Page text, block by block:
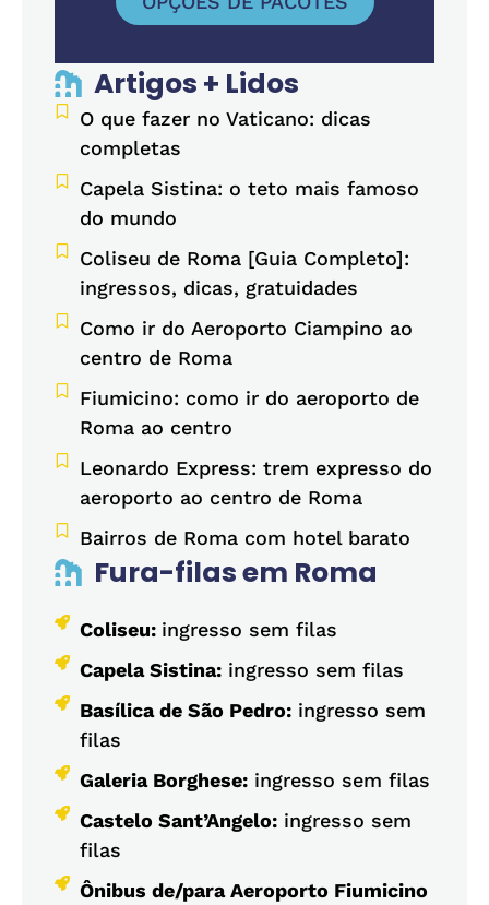
Artigos + Lidos
O que fazer no Vaticano: dicas
completas
Capela Sistina: o teto mais famoso
do mundo
Coliseu de Roma [Guia Completo]:
ingressos, dicas, gratuidades
Como ir do Aeroporto Ciampino ao
centro de Roma
Fiumicino: como ir do aeroporto de
Roma ao centro
Leonardo Express: trem expresso do
aeroporto ao centro de Roma
Bairros de Roma com hotel barato
Fura-filas em Roma
Coliseu: ingresso sem filas
Capela Sistina:ingresso sem filas
Basílica de São Pedro:ingresso sem
filas
Galeria Borghese:ingresso sem filas
Castelo Sant’Angelo:ingresso sem
filas
Ônibus de/para Aeroporto Fiumicino